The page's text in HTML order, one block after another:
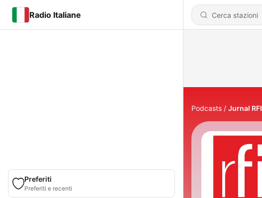
Radio Italiane
Preferiti
Preferiti e recenti
Podcasts Jurnal RFI